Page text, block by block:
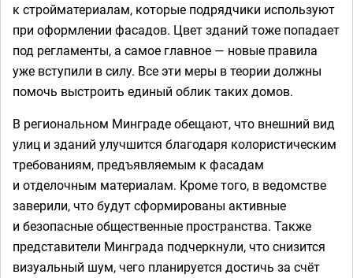
к стройматериалам, которые подрядчики используют
при оформлении фасадов. Цвет зданий тоже попадает
под регламенты, а самое главное — новые правила
уже вступили в силу. Все эти меры в теории должны
помочь выстроить единый облик таких домов.
В региональном Минграде обещают, что внешний вид
улиц и зданий улучшится благодаря колористическим
требованиям, предъявляемым к фасадам
и отделочным материалам. Кроме того, в ведомстве
заверили, что будут сформированы активные
и безопасные общественные пространства. Также
представители Минграда подчеркнули, что снизится
визуальный шум, чего планируется достичь за счёт